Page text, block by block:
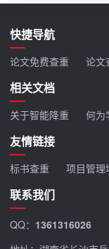
快捷导航
论文免费查重 论文
相关文档
关于智能降重 何为
友情链接
标书查重 项目管理
联系我们
QQ： 1361316026